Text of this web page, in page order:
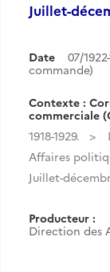
Juillet-
Date 07/
commande)
Contexte :
commerciale
1918-1929.
Affaires
Juillet-
Producteur :
Direction des